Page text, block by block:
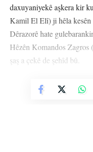
daxuyaniyekê aşkera kir
Kamil El Elî) ji hêla kesên
Dêrazorê hate
Hêzên Komandos Zagros
şaş a çekê de şehîd bû.
QSDˊê sersaxî da
rêça wan bişopînin.
Vê